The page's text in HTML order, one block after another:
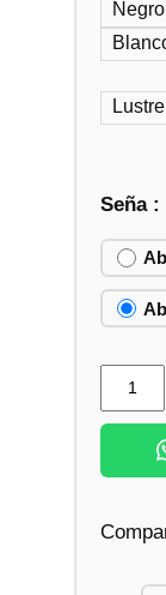
Lustre
Seña :
u
b
e